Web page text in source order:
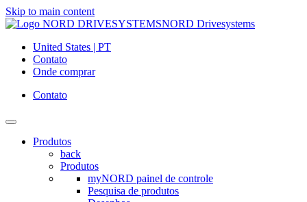
Skip to main content
NORD Drivesystems
United States | PT
Contato
Onde comprar
Contato
Produtos
back
Produtos
myNORD painel de controle
Pesquisa de produtos